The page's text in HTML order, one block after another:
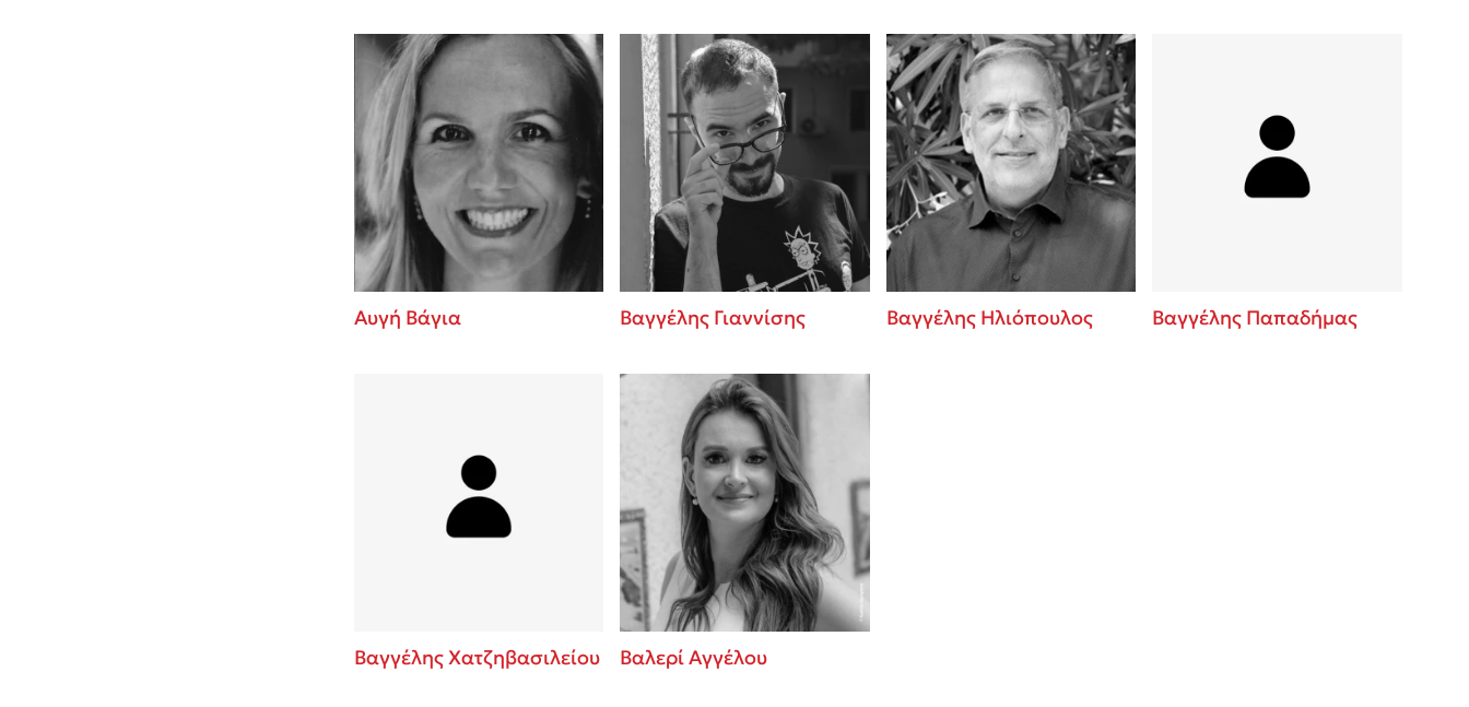
Αυγή Βάγια Βαγγέλης Γιαννίσης Βαγγέλης Ηλιόπουλος Βαγγέλης Παπαδήμας
Βαγγέλης Χατζηβασιλείου Βαλερί Αγγέλου